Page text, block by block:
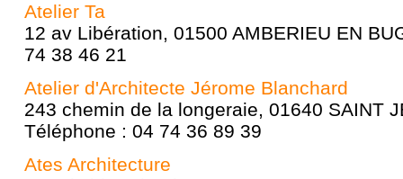
Atelier Ta
12 av Libération, 01500 AMBERIEU EN
74 38 46 21
Atelier d'Architecte Jérome Blanchard
243 chemin de la longeraie, 01640 SAINT
Téléphone : 04 74 36 89 39
Ates Architecture